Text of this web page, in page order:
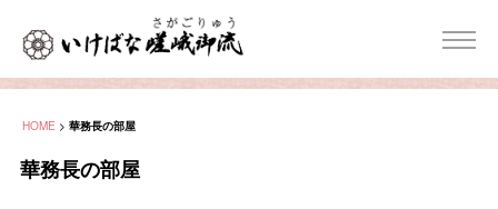
HOME > 華務長の部屋
華務長の部屋